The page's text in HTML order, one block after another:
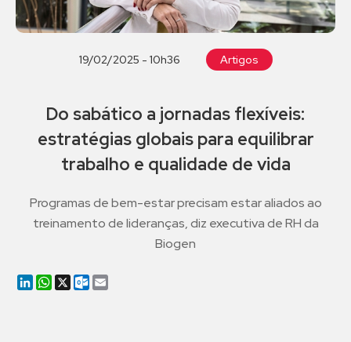
19/02/2025 - 10h36 Artigos
Do sabático a jornadas flexíveis:
estratégias globais para equilibrar
trabalho e qualidade de vida
Programas de bem-estar precisam estar aliados ao
treinamento de lideranças, diz executiva de RH da
Biogen
LinkedIn
WhatsApp
X Outlook.com